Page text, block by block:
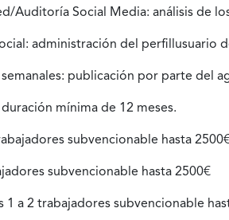
Auditoría Social Media: análisis de
administración del perfillusuario
publicación por parte del
mínima de 12 meses.
subvencionable hasta
subvencionable hasta 2500€
1 a 2 trabajadores subvencionable